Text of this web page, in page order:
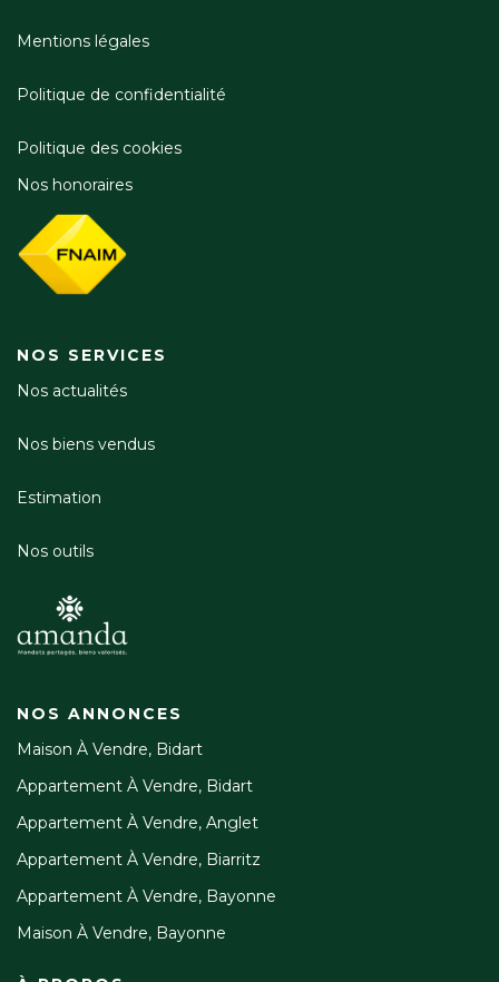
Mentions légales
Politique de confidentialité
Politique des cookies
Nos honoraires
NOS SERVICES
Nos actualités
Nos biens vendus
Estimation
Nos outils
NOS ANNONCES
Maison À Vendre, Bidart
Appartement À Vendre, Bidart
Appartement À Vendre, Anglet
Appartement À Vendre, Biarritz
Appartement À Vendre, Bayonne
Maison À Vendre, Bayonne